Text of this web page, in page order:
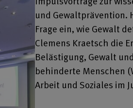
und Gewaltprävention.
Frage ein, wie Gewalt
Clemens Kraetsch die
Belästigung, Gewalt
behinderte Menschen
Arbeit und Soziales im